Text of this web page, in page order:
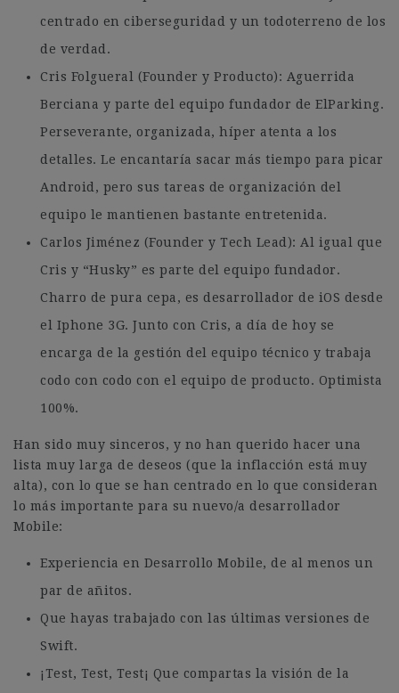
centrado en ciberseguridad y un todoterreno de los
de verdad.
Cris Folgueral (Founder y Producto): Aguerrida
Berciana y parte del equipo fundador de ElParking.
Perseverante, organizada, híper atenta a los
detalles. Le encantaría sacar más tiempo para picar
Android, pero sus tareas de organización del
equipo le mantienen bastante entretenida.
Carlos Jiménez (Founder y Tech Lead): Al igual que
Cris y “Husky” es parte del equipo fundador.
Charro de pura cepa, es desarrollador de iOS desde
el Iphone 3G. Junto con Cris, a día de hoy se
encarga de la gestión del equipo técnico y trabaja
codo con codo con el equipo de producto. Optimista
100%.
Han sido muy sinceros, y no han querido hacer una
lista muy larga de deseos (que la inflacción está muy
alta), con lo que se han centrado en lo que consideran
lo más importante para su nuevo/a desarrollador
Mobile:
Experiencia en Desarrollo Mobile, de al menos un
par de añitos.
Que hayas trabajado con las últimas versiones de
Swift.
¡Test, Test, Test¡ Que compartas la visión de la